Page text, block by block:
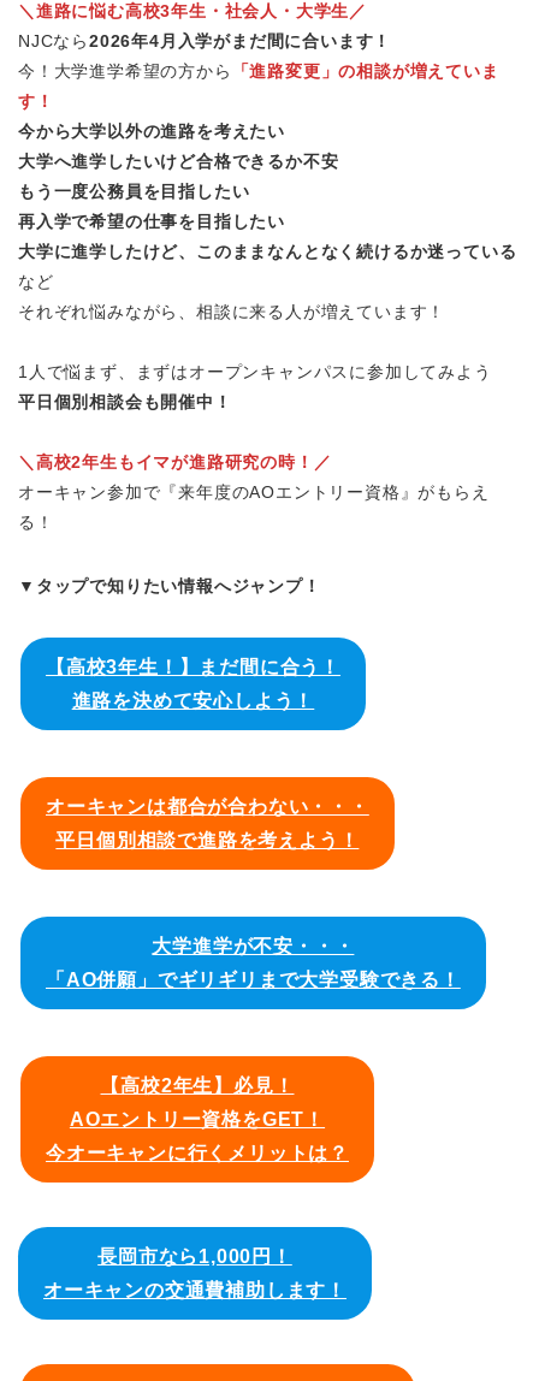
＼進路に悩む高校3年生・社会人・大学生／
NJCなら2026年4月入学がまだ間に合います！
今！大学進学希望の方から
「進路変更」の相談が増えていま
す！
今から大学以外の進路を考えたい
大学へ進学したいけど合格できるか不安
もう一度公務員を目指したい
再入学で希望の仕事を目指したい
大学に進学したけど、このままなんとなく続けるか迷っている
など
それぞれ悩みながら、相談に来る人が増えています！
1人で悩まず、まずはオープンキャンパスに参加してみよう
平日個別相談会も開催中！
＼高校2年生もイマが進路研究の時！／
オーキャン参加で『来年度のAOエントリー資格』がもらえ
る！
▼タップで知りたい情報へジャンプ！
【高校3年生！】まだ間に合う！
進路を決めて安心しよう！
オーキャンは都合が合わない・・・
平日個別相談で進路を考えよう！
大学進学が不安・・・
「AO併願」でギリギリまで大学受験できる！
【高校2年生】必見！
AOエントリー資格をGET！
今オーキャンに行くメリットは？
長岡市なら1,000円！
オーキャンの交通費補助します！